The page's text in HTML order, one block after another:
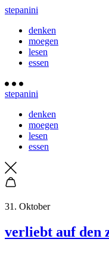
stepanini
denken
moegen
lesen
essen
stepanini
denken
moegen
lesen
essen
31. Oktober
verliebt auf den